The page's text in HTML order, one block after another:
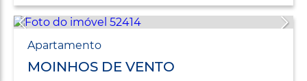
Apartamento
MOINHOS DE VENTO